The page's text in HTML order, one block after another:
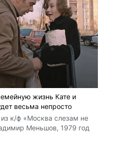
жизнь Кате и
весьма непросто
к/ф «Москва слезам не
Меньшов, 1979 год